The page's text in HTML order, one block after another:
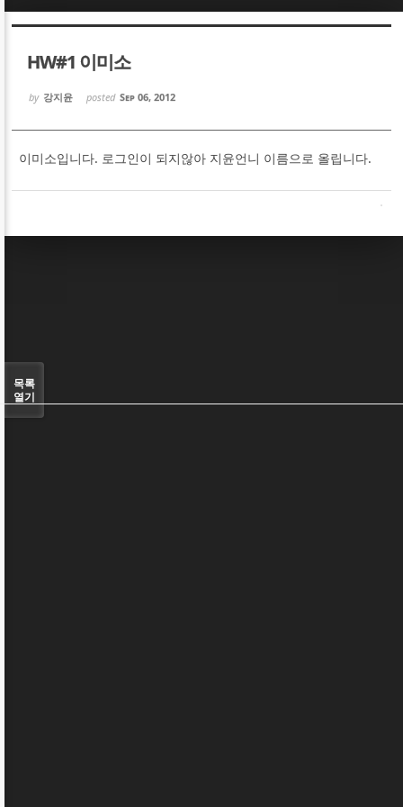
HW#1 이미소
by 강지윤 posted Sep 06, 2012
이미소입니다. 로그인이 되지않아 지윤언니 이름으로 올립니다.
목록
열기
Sketchbook5, 스케치북5
Sketchbook5, 스케치북5
Sketchbook5, 스케치북5
Sketchbook5, 스케치북5